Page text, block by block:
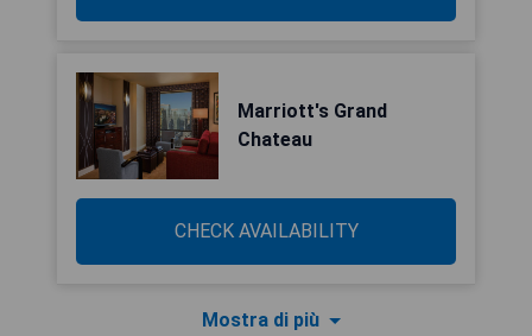
Marriott's Grand
Chateau
CHECK AVAILABILITY
Mostra di più